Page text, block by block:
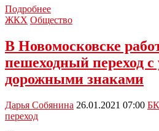
ПодробнееВ
Новомосковске
масштабные
работы
по
ремонту
дорог
тротуаров
ЖКХ Общество
В Новомосковске
пешеходный переход
дорожными знаками
Дарья Собянина 26.01.2021 07:00
переход